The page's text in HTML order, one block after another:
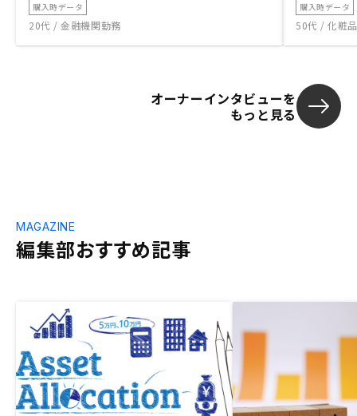
購入時データ
20代 / 金融機関勤務
購入時データ
50代 / 化粧
オーナーインタビューを
もっと見る
編集部おすすめ記事
MAGAZINE